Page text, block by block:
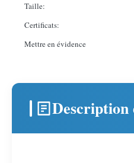
Taille:
Certificats:
Mettre en évidence